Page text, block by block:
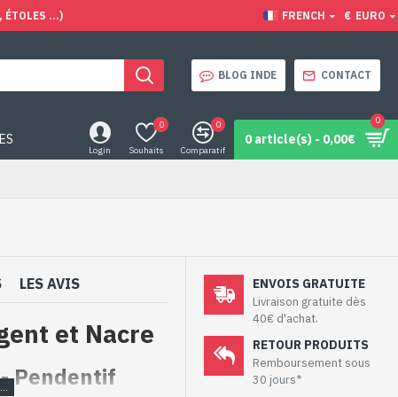
ÉTOLES ...) FRENCH € EURO
BLOG INDE CONTACT
Login Souhaits
0
Comparatif
0
0 article(s) - 0,00€
0
LES AVIS
et Nacre
Pendentif
ENVOIS GRATUITE
Livraison gratuite dès
40€ d'achat.
RETOUR PRODUITS
Remboursement sous
30 jours*